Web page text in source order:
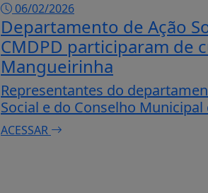
06/02/2026
Departamento de Ação
CMDPD participaram de
Mangueirinha
Representantes do
Social e do Conselho
ACESSAR